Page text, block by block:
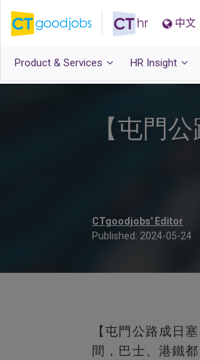
中文
Product & Services HR Insight
【屯門
CTgoodjobs' Editor
Published: 2024-05-24
【屯門公路成日
間，巴士、港鐵